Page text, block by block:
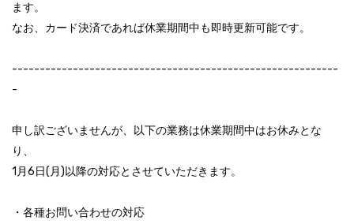
ます。
なお、カード決済であれば休業期間中も即時更新可能です。
-----------------------------------------------------------
-
申し訳ございませんが、以下の業務は休業期間中はお休みとな
り、
1月6日(月)以降の対応とさせていただきます。
・各種お問い合わせの対応